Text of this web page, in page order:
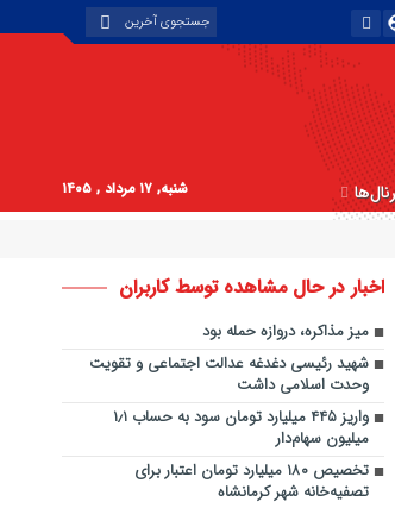
شنبه, ۱۷ مرداد , ۱۴۰۵
اخبار در حال مشاهده توسط کاربران
میز مذاکره، دروازه‌ حمله بود
شهید رئیسی دغدغه عدالت اجتماعی و تقویت
وحدت اسلامی داشت
واریز ۴۴۵ میلیارد تومان سود به حساب ۱٫۱
میلیون سهام‌دار
تخصیص ۱۸۰ میلیارد تومان اعتبار برای
تصفیه‌خانه شهر کرمانشاه